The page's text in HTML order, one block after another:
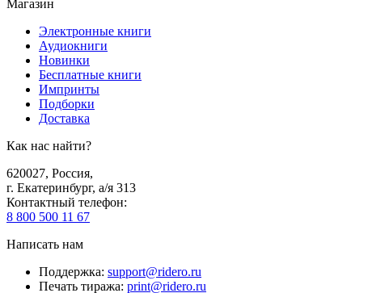
Магазин
Электронные книги
Аудиокниги
Новинки
Бесплатные книги
Импринты
Подборки
Доставка
Как нас найти?
620027, Россия,
г. Екатеринбург, а/я 313
Контактный телефон:
8 800 500 11 67
Написать нам
Поддержка: support@ridero.ru
Печать тиража: print@ridero.ru